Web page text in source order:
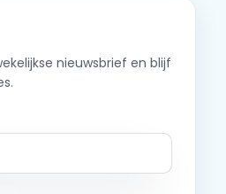
nieuwsbrief en blijf